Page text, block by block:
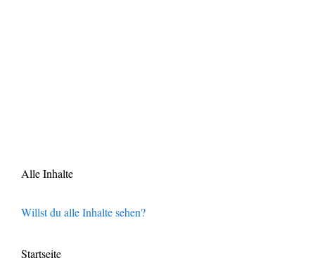
Alle Inhalte
Willst du alle Inhalte sehen?
Startseite